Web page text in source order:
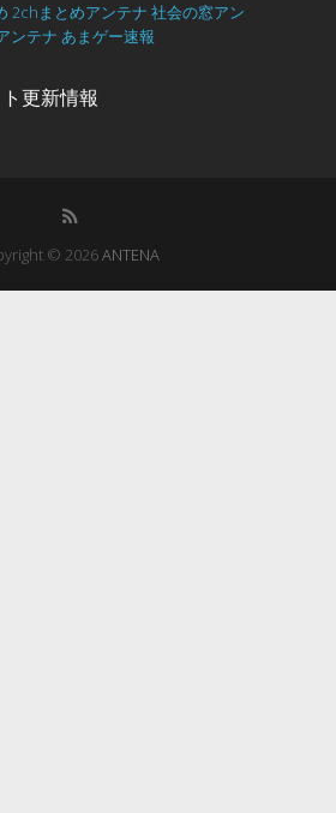
2chまとめアンテナ 社会の窓アン
ンテナ あまゲー速報
更新情報
© 2026ANTENA